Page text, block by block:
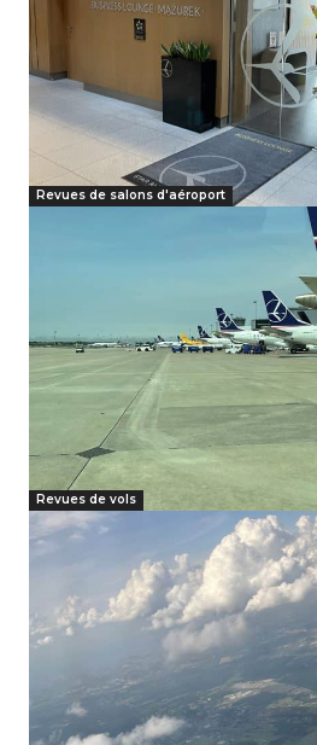
Revues de salons d'aéroport
Revues de vols